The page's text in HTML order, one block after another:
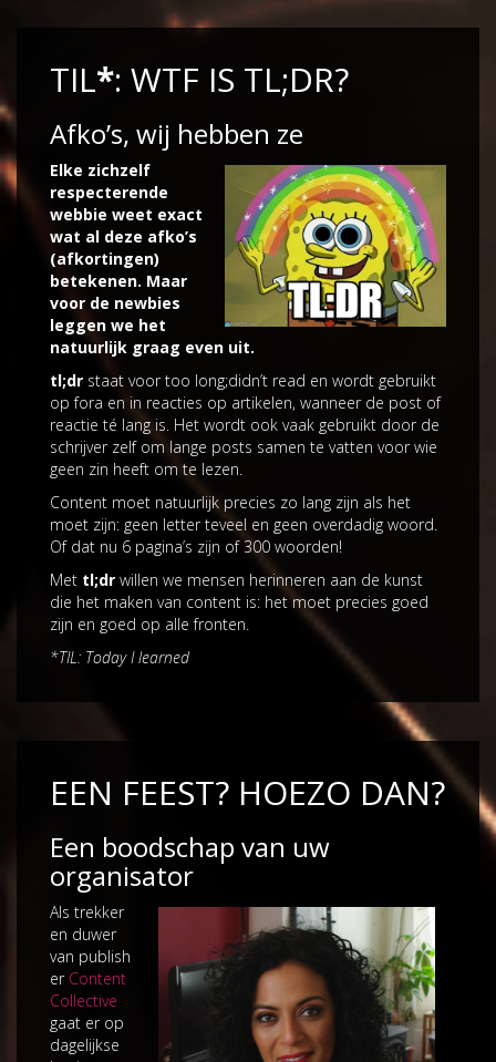
TIL*: WTF IS TL;DR?
Afko’s, wij hebben ze
Elke zichzelf
respecterende
webbie weet exact
wat al deze afko’s
(afkortingen)
betekenen. Maar
voor de newbies
leggen we het
natuurlijk graag even uit.
tl;dr staat voor too long;didn’t read en wordt gebruikt
op fora en in reacties op artikelen, wanneer de post of
reactie té lang is. Het wordt ook vaak gebruikt door de
schrijver zelf om lange posts samen te vatten voor wie
geen zin heeft om te lezen.
Content moet natuurlijk precies zo lang zijn als het
moet zijn: geen letter teveel en geen overdadig woord.
Of dat nu 6 pagina’s zijn of 300 woorden!
Met tl;dr willen we mensen herinneren aan de kunst
die het maken van content is: het moet precies goed
zijn en goed op alle fronten.
*TIL: Today I learned
EEN FEEST? HOEZO DAN?
Een boodschap van uw
organisator
Als trekker
en duwer
van publish
er Content
Collective
gaat er op
dagelijkse